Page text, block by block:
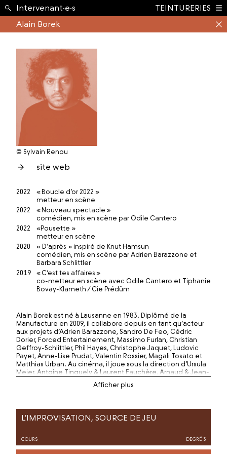
École ›
Intervenant·e·s
TEINTURERIES
Alain Borek
© Sylvain Renou
site web
2022
« Boucle d’or 2022 »
metteur en scène
2022
« Nouveau spectacle »
comédien, mis en scène par Odile Cantero
2022
«Pousette »
metteur en scène
2020
« D’après » inspiré de Knut Hamsun
comédien, mis en scène par Adrien Barazzone et
Barbara Schlittler
2019
« C’est tes affaires »
co-metteur en scène avec Odile Cantero et Tiphanie
Bovay-Klameth / Cie Prédüm
Alain Borek est né à Lausanne en 1983. Diplômé de la
Manufacture en 2009, il collabore depuis en tant qu’acteur
aux projets d’Adrien Barazzone, Sandro De Feo, Cédric
Dorier, Forced Entertainement, Massimo Furlan, Christian
Geffroy-Schlittler, Phil Hayes, Christophe Jaquet, Ludovic
Payet, Anne-Lise Prudat, Valentin Rossier, Magali Tosato et
Matthias Urban. Au cinéma, il joue sous la direction d’Ursula
Meier, Antoine Tinguely & Laurent Fauchère, Arnaud & Jean-
Marie Larrieu et Christophe Saber.
(2015), « L’espace et nous » (2019) et « BOUCLE D’OR 2021 »
leurs processus de création en tant que metteur en scène
et dramaturge : Tiphanie Bovay-Klameth, Simon Romang,
L’IMPROVISATION, SOURCE DE JEU
COURS DEGRÉ 3